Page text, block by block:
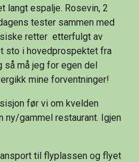
langt espalje. Rosevin, 2
tester sammen med
retter  etterfulgt av
sto i hovedprospektet fra
så må jeg for egen del
mine forventninger!
før vi om kvelden
ny/gammel restaurant. Igjen
til flyplassen og flyet